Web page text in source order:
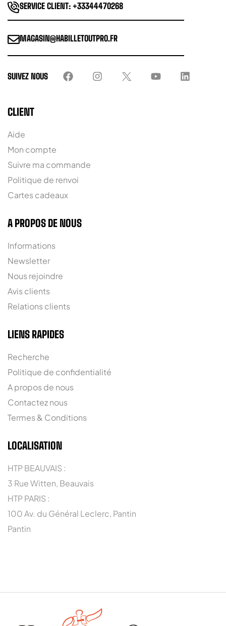
SERVICE CLIENT: +33344470268
MAGASIN@HABILLETOUTPRO.FR
SUIVEZ NOUS
CLIENT
Aide
Mon compte
Suivre ma commande
Politique de renvoi
Cartes cadeaux
A PROPOS DE NOUS
Informations
Newsletter
Nous rejoindre
Avis clients
Relations clients
LIENS RAPIDES
Recherche
Politique de confidentialité
A propos de nous
Contactez nous
Termes & Conditions
LOCALISATION
HTP BEAUVAIS :
3 Rue Witten, Beauvais
HTP PARIS :
100 Av. du Général Leclerc, Pantin
Pantin